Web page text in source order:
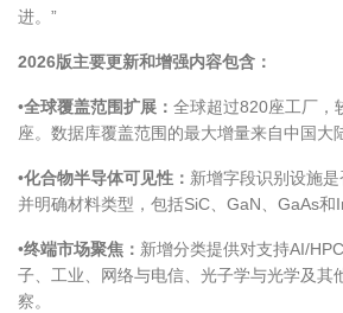
进。”
2026版主要更新和增强内容包含：
•全球覆盖范围扩展： 全球超过820座工厂，
座。数据库覆盖范围的最大增量来自中国大
•化合物半导体可见性： 新增字段识别设施是
并明确材料类型，包括SiC GaN GaAs和
•终端市场聚焦： 新增分类提供对支持AI/HPC
子、工业、网络与电信、光子学与光学及其
察。